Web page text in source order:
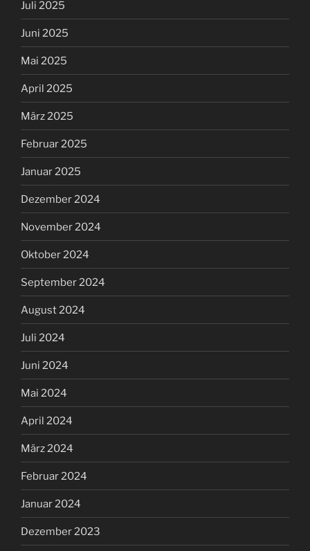
Juli 2025
Juni 2025
Mai 2025
April 2025
März 2025
Februar 2025
Januar 2025
Dezember 2024
November 2024
Oktober 2024
September 2024
August 2024
Juli 2024
Juni 2024
Mai 2024
April 2024
März 2024
Februar 2024
Januar 2024
Dezember 2023